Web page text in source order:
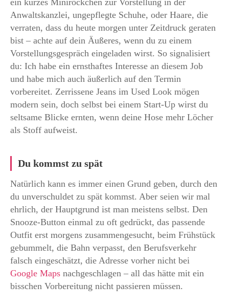
ein kurzes Miniröckchen zur Vorstellung in der
Anwaltskanzlei, ungepflegte Schuhe, oder Haare, die
verraten, dass du heute morgen unter Zeitdruck geraten
bist – achte auf dein Äußeres, wenn du zu einem
Vorstellungsgespräch eingeladen wirst. So signalisiert
du: Ich habe ein ernsthaftes Interesse an diesem Job
und habe mich auch äußerlich auf den Termin
vorbereitet. Zerrissene Jeans im Used Look mögen
modern sein, doch selbst bei einem Start-Up wirst du
seltsame Blicke ernten, wenn deine Hose mehr Löcher
als Stoff aufweist.
Du kommst zu spät
Natürlich kann es immer einen Grund geben, durch den
du unverschuldet zu spät kommst. Aber seien wir mal
ehrlich, der Hauptgrund ist man meistens selbst. Den
Snooze-Button einmal zu oft gedrückt, das passende
Outfit erst morgens zusammengesucht, beim Frühstück
gebummelt, die Bahn verpasst, den Berufsverkehr
falsch eingeschätzt, die Adresse vorher nicht bei
Google Maps nachgeschlagen – all das hätte mit ein
bisschen Vorbereitung nicht passieren müssen.